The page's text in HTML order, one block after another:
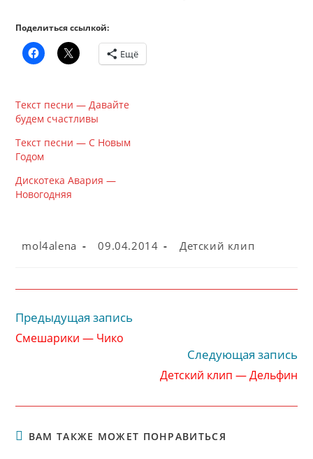
Поделиться ссылкой:
Ещё
Текст песни — Давайте
будем счастливы
Текст песни — С Новым
Годом
Дискотека Авария —
Новогодняя
Автор
mol4alena
Запись
09.04.2014
Рубрика
записи:
Детский клип
Читать
статьи
Предыдущая запись
Смешарики — Чико
Следующая запись
Детский клип — Дельфин
ВАМ ТАКЖЕ МОЖЕТ ПОНРАВИТЬСЯ